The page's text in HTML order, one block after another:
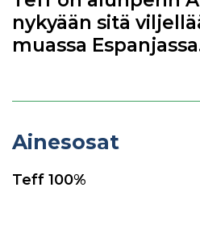
nykyään sitä
muassa
Ainesosat
Teff 100%